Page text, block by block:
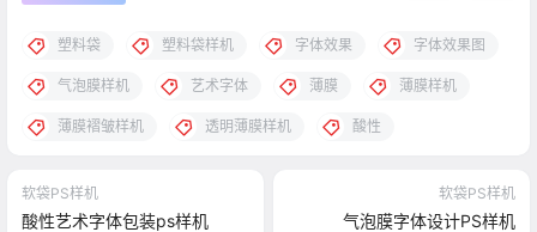
塑料袋 塑料袋样机 字体效果 字体效果图
气泡膜样机 艺术字体 薄膜 薄膜样机
薄膜褶皱样机 透明薄膜样机 酸性
软袋PS样机
酸性艺术字体包装ps样机
软袋PS样机
气泡膜字体设计PS样机